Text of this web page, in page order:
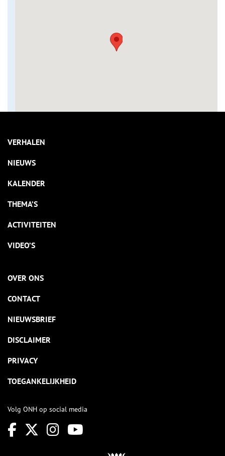
VERHALEN
NIEUWS
KALENDER
THEMA’S
ACTIVITEITEN
VIDEO’S
OVER ONS
CONTACT
NIEUWSBRIEF
DISCLAIMER
PRIVACY
TOEGANKELIJKHEID
Volg ONH op social media